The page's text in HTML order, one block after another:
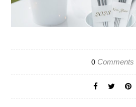
0Comments